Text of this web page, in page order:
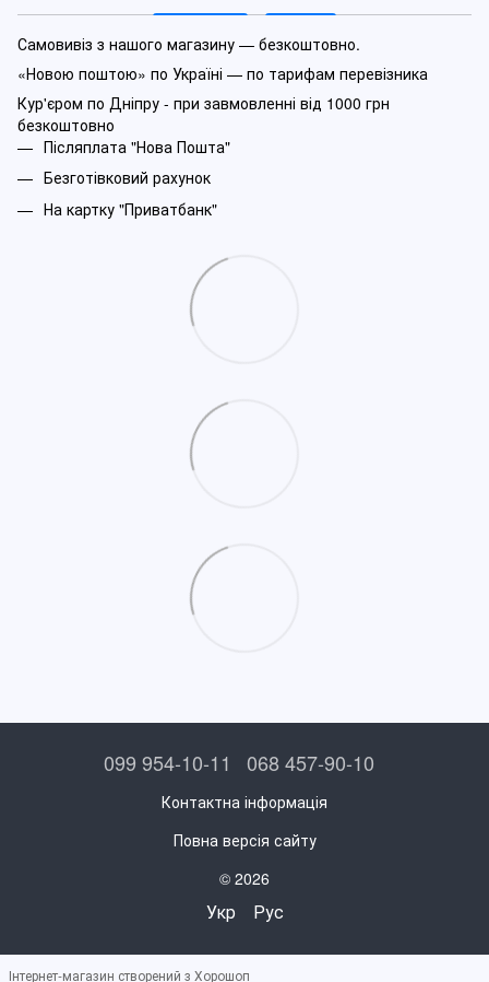
Самовивіз з нашого магазину — безкоштовно.
«Новою поштою» по Україні — по тарифам перевізника
Кур'єром по Дніпру - при завмовленні від 1000 грн
безкоштовно
Післяплата "Нова Пошта"
Безготівковий рахунок
На картку "Приватбанк"
099 954-10-11 068 457-90-10
Контактна інформація
Повна версія сайту
© 2026
Укр Рус
Інтернет-магазин створений з Хорошоп